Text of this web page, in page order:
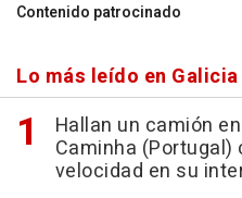
Contenido patrocinado
Lo más leído en Galicia
Hallan un camión
Caminha
velocidad en su